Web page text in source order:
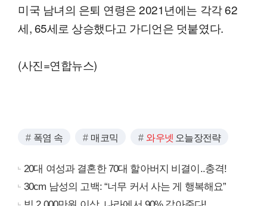
미국 남녀의 은퇴 연령은 2021년에는 각각 62
세, 65세로 상승했다고 가디언은 덧붙였다.
(사진=연합뉴스)
폭염 속 매코믹 와우넷 오늘장전략
20대 여성과 결혼한 70대 할아버지 비결이..충격!
30cm 남성의 고백: “너무 커서 사는 게 행복해요”